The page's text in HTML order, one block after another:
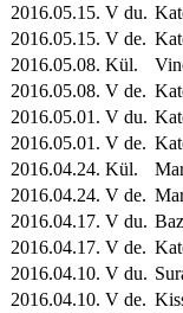
2016.05.15. V du.
2016.05.15. V de.
2016.05.08. Kül.
2016.05.08. V de.
2016.05.01. V du.
2016.05.01. V de.
2016.04.24. Kül.
2016.04.24. V de.
2016.04.17. V du.
2016.04.17. V de.
2016.04.10. V du.
2016.04.10. V de.